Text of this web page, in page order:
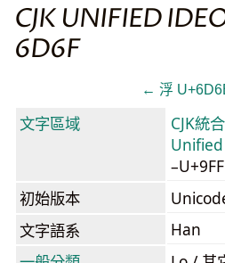
CJK UNIFIED
6D6F
← 浮
文字區域
CJK統
初始版本
文字語系
Han